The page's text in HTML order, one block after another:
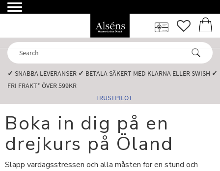
✓ SNABBA LEVERANSER️ ✓ BETALA SÄKERT MED KLARNA ELLER SWISH️ ✓
FRI FRAKT* ÖVER 599KR️
TRUSTPILOT
Boka in dig på en
drejkurs på Öland
Släpp vardagsstressen och alla måsten för en stund och